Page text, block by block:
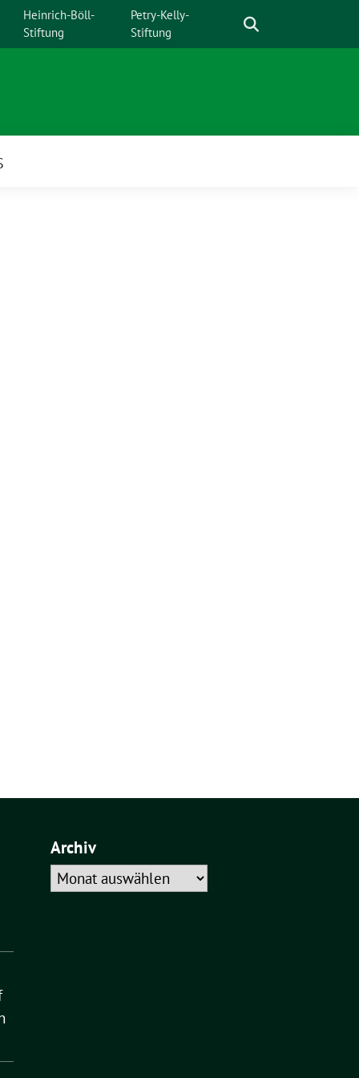
Heinrich-Böll-
Stiftung
Petry-Kelly-
Stiftung
Archiv
Archiv